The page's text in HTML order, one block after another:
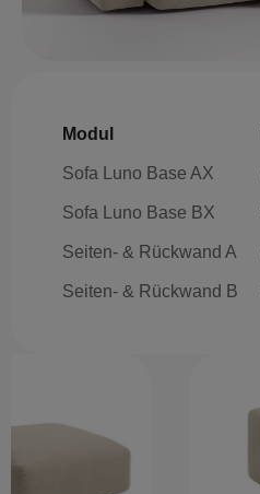
Modul
Sofa Luno Base AX
Sofa Luno Base BX
Seiten- & Rückwand A
Seiten- & Rückwand B